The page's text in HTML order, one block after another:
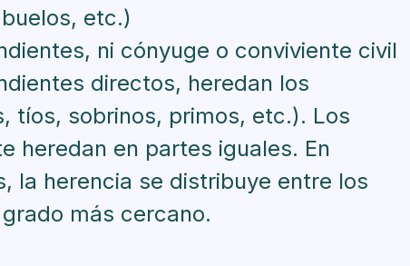
etc.)
ni cónyuge o conviviente civil
directos, heredan los
tíos, sobrinos, primos, etc.). Los
heredan en partes iguales. En
la herencia se distribuye entre los
más cercano.